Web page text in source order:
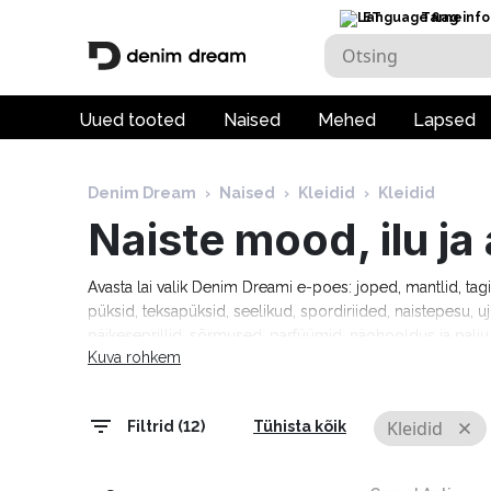
ET Tarneinfo
Uued tooted Naised Mehed Lapsed
Denim Dream › Naised › Kleidid › Kleidid
Naiste mood, ilu
Avasta lai valik Denim Dreami e-poes: joped, mantlid,
püksid, teksapüksid, seelikud, spordiriided, naistepesu,
Tommy Hilfiger, Calvin Klein, Camel Active, Denim
Kuva rohkem
Filtrid (12) Tühista kõik Kleidid